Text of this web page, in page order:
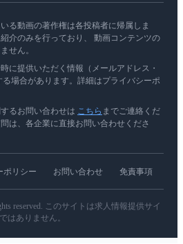
る動画の著作権は各投稿者に帰属しま
介のみを行っており、 動画コンテンツの
せん。
に提供いただく情報（メールアドレス・
場合があります。詳細はプライバシーポ
るお問い合わせは こちら までご連絡くだ
は、各企業に直接お問い合わせくださ
ポリシー お問い合わせ 免責事項
reserved. このサイトは求人情報提供サイ
ではありません。